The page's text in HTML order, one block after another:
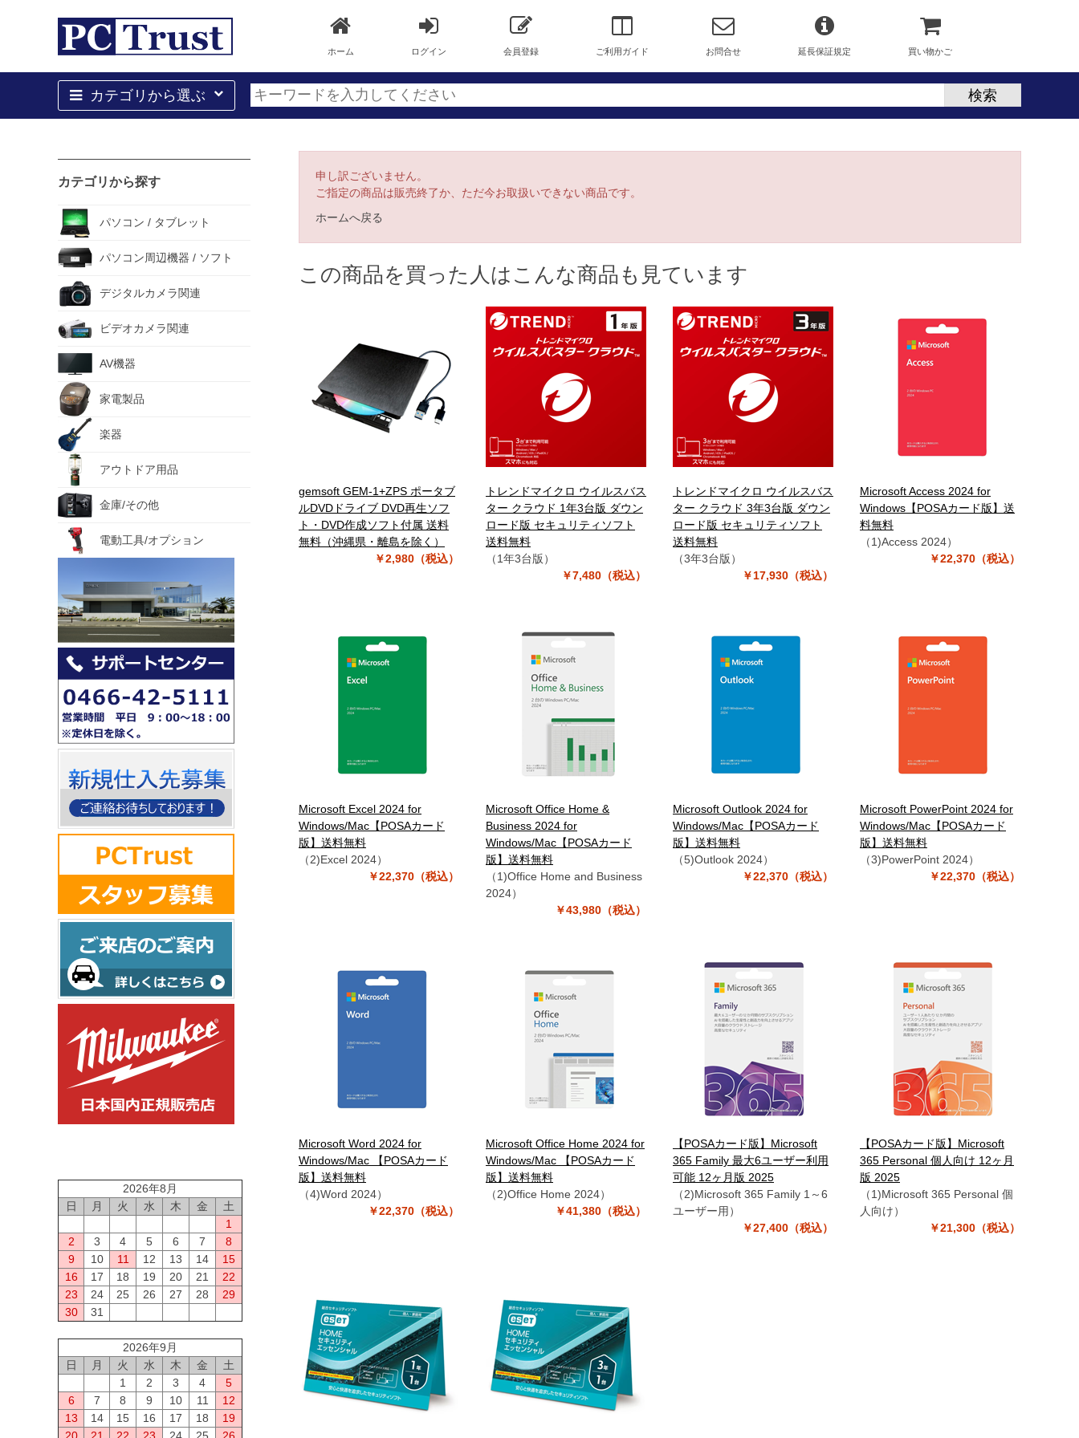
ホーム ログイン 会員登録 ご利用ガイド お問合せ 延長保証規定 買い物かご
カテゴリから選ぶ
カテゴリから探す
パソコン / タブレット
パソコン周辺機器 / ソフト
デジタルカメラ関連
ビデオカメラ関連
AV機器
家電製品
楽器
アウトドア用品
金庫/その他
電動工具/オプション
2026年8月
日
月 火 水 木 金
土
1
2
3 4 5 6 7
8
9
10 11 12 13 14
15
16
17 18 19 20 21
22
23
24 25 26 27 28
29
30
31
2026年9月
日
月 火 水 木 金
土
1
2 3 4
5
6
7 8 9 10 11
12
13
14 15 16 17 18
19
申し訳ございません。
ご指定の商品は販売終了か、ただ今お取扱いできない商品です。
ホームへ戻る
この商品を買った人はこんな商品も見ています
gemsoft GEM-1+ZPS ポータブ
ルDVDドライブ DVD再生ソフ
ト・DVD作成ソフト付属 送料
無料（沖縄県・離島を除く）
￥2,980（税込）
トレンドマイクロ ウイルスバス
ター クラウド 1年3台版 ダウン
ロード版 セキュリティソフト
送料無料
（1年3台版）
￥7,480（税込）
トレンドマイクロ ウイルスバス
ター クラウド 3年3台版 ダウン
ロード版 セキュリティソフト
送料無料
（3年3台版）
￥17,930（税込）
Microsoft Access 2024 for
Windows【POSAカード版】送
料無料
（1)Access 2024）
￥22,370（税込）
Microsoft Excel 2024 for
Windows/Mac【POSAカード
版】送料無料
（2)Excel 2024）
￥22,370（税込）
Microsoft Office Home &
Business 2024 for
Windows/Mac【POSAカード
版】送料無料
（1)Office Home and Business
2024）
￥43,980（税込）
Microsoft Outlook 2024 for
Windows/Mac【POSAカード
版】送料無料
（5)Outlook 2024）
￥22,370（税込）
Microsoft PowerPoint 2024 for
Windows/Mac【POSAカード
版】送料無料
（3)PowerPoint 2024）
￥22,370（税込）
Microsoft Word 2024 for
Windows/Mac 【POSAカード
版】送料無料
（4)Word 2024）
￥22,370（税込）
Microsoft Office Home 2024 for
Windows/Mac 【POSAカード
版】送料無料
（2)Office Home 2024）
￥41,380（税込）
【POSAカード版】Microsoft
365 Family 最大6ユーザー利用
可能 12ヶ月版 2025
（2)Microsoft 365 Family 1～6
ユーザー用）
￥27,400（税込）
【POSAカード版】Microsoft
365 Personal 個人向け 12ヶ月
版 2025
（1)Microsoft 365 Personal 個
人向け）
￥21,300（税込）